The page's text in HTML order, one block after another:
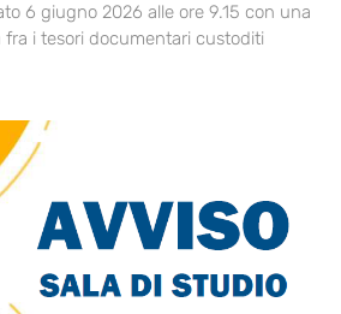
6 giugno 2026 alle ore 9.15 con una
i tesori documentari custoditi